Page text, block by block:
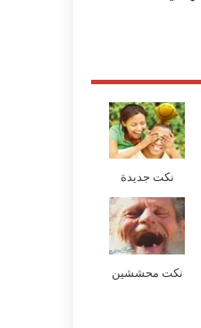
نكت جديدة
نكت محششين